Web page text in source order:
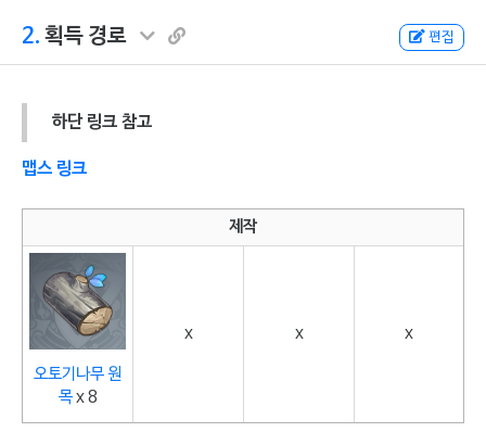
2. 획득 경로 편집
하단 링크 참고
맵스 링크
제작
오토기나무 원
목x 8
x x x